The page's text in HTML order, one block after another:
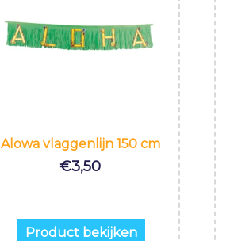
Alowa vlaggenlijn 150 cm
€3,50
Product bekijken